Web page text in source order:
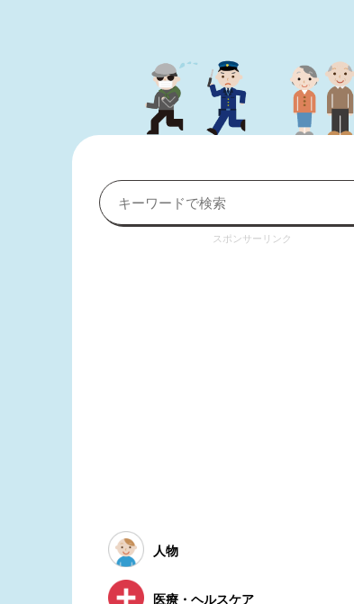
スポンサーリンク
人物
医療・ヘルスケア